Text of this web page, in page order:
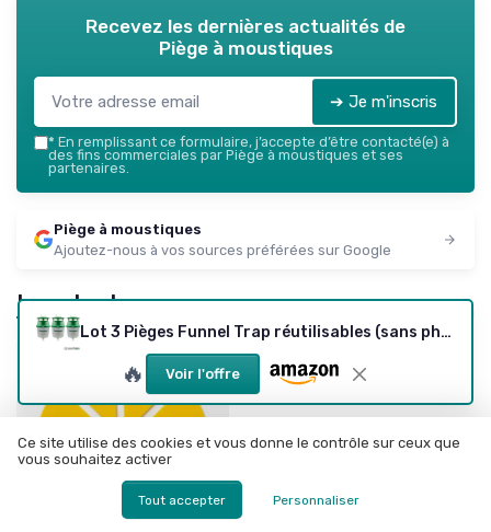
Recevez les dernières actualités de
Piège à moustiques
➔ Je m'inscris
* En remplissant ce formulaire, j’accepte d’être contacté(e) à
des fins commerciales par Piège à moustiques et ses
partenaires.
Piège à moustiques
Ajoutez-nous à vos sources préférées sur Google
Les plus lus
Lot 3 Pièges Funnel Trap réutilisables (sans phéromone)
🔥 Voir l'offre
Ce site utilise des cookies et vous donne le contrôle sur ceux que
vous souhaitez activer
Tout accepter Personnaliser